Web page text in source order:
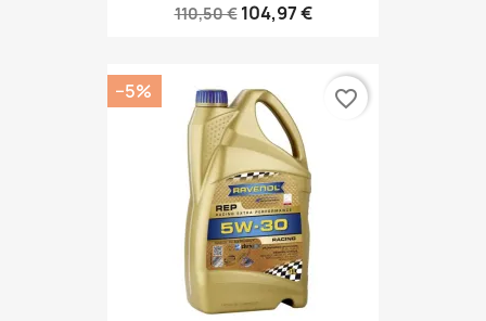
110,50 € 104,97 €
−5% favorite_border